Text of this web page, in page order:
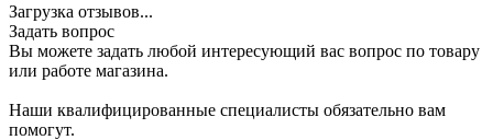
Загрузка отзывов...
Задать вопрос
Вы можете задать любой интересующий вас вопрос по товару
или работе магазина.
Наши квалифицированные специалисты обязательно вам
помогут.